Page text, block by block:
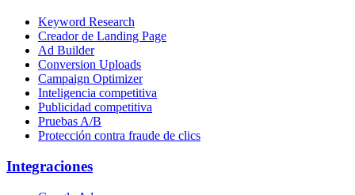
Keyword Research
Creador de Landing Page
Ad Builder
Conversion Uploads
Campaign Optimizer
Inteligencia competitiva
Publicidad competitiva
Pruebas A/B
Protección contra fraude de clics
Integraciones